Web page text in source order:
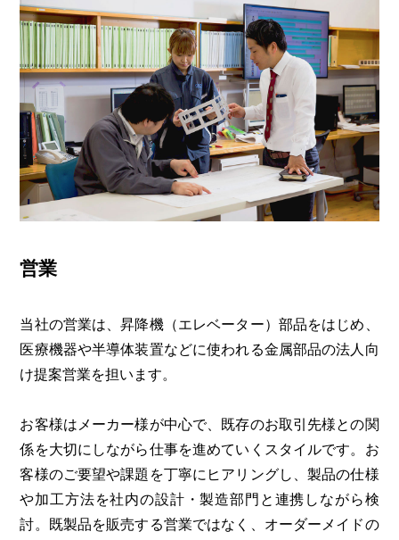
営業
当社の営業は、昇降機（エレベーター）部品をはじめ、
医療機器や半導体装置などに使われる金属部品の法人向
け提案営業を担います。
お客様はメーカー様が中心で、既存のお取引先様との関
係を大切にしながら仕事を進めていくスタイルです。お
客様のご要望や課題を丁寧にヒアリングし、製品の仕様
や加工方法を社内の設計・製造部門と連携しながら検
討。既製品を販売する営業ではなく、オーダーメイドの